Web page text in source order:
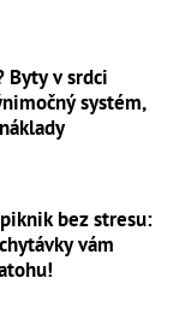
Byty v srdci
systém,
bez stresu:
vám